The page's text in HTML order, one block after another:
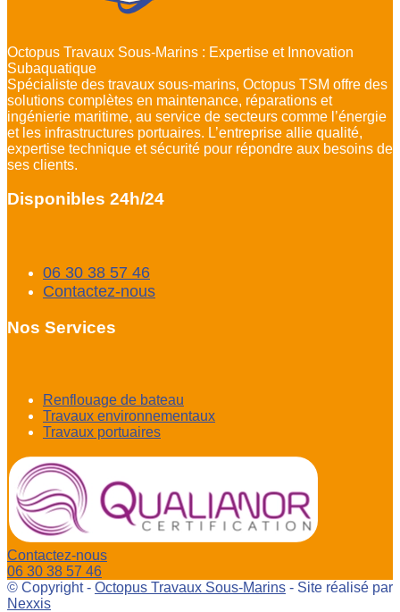
Octopus Travaux Sous-Marins : Expertise et Innovation
Subaquatique
Spécialiste des travaux sous-marins, Octopus TSM offre des
solutions complètes en maintenance, réparations et
ingénierie maritime, au service de secteurs comme l’énergie
et les infrastructures portuaires. L’entreprise allie qualité,
expertise technique et sécurité pour répondre aux besoins de
ses clients.
Disponibles 24h/24
06 30 38 57 46
Contactez-nous
Nos Services
Renflouage de bateau
Travaux environnementaux
Travaux portuaires
Contactez-nous
06 30 38 57 46
© Copyright - Octopus Travaux Sous-Marins - Site réalisé par
Nexxis